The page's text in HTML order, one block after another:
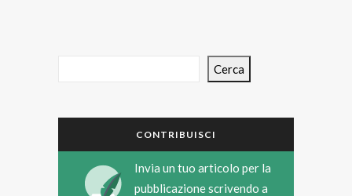
Cerca
CONTRIBUISCI
Invia un tuo articolo per la
pubblicazione scrivendo a